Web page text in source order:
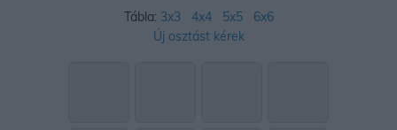
Tábla: 3x3 4x4 5x5
6x6
Új osztást kérek